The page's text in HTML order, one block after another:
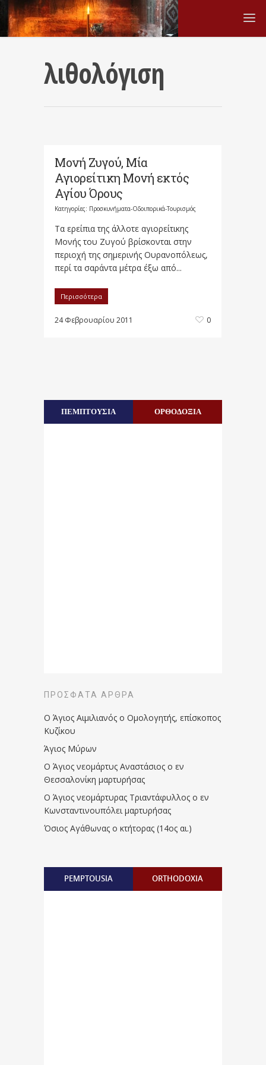
λιθολόγιση
Μονή Ζυγού, Μία
Αγιορείτικη Μονή εκτός
Αγίου Όρους
Κατηγορίες: Προσκυνήματα-Οδοιπορικά-Τουρισμός
Τα ερείπια της άλλοτε αγιορείτικης
Μονής του Ζυγού βρίσκονται στην
περιοχή της σημερινής Ουρανοπόλεως,
περί τα σαράντα μέτρα έξω από...
Περισσότερα
24 Φεβρουαρίου 2011 0
ΠΕΜΠΤΟΥΣΙΑ ΟΡΘΟΔΟΞΙΑ
ΠΡΌΣΦΑΤΑ ΆΡΘΡΑ
Ο Άγιος Αιμιλιανός ο Ομολογητής, επίσκοπος
Κυζίκου
Άγιος Μύρων
Ο Άγιος νεομάρτυς Αναστάσιος ο εν
Θεσσαλονίκη μαρτυρήσας
Ο Άγιος νεομάρτυρας Τριαντάφυλλος ο εν
Κωνσταντινουπόλει μαρτυρήσας
Όσιος Αγάθωνας ο κτήτορας (14ος αι.)
PEMPTOUSIA ORTHODOXIA